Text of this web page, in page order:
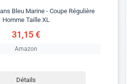
Bleu Marine - Coupe Régulière
Homme Taille XL
31,15 €
Amazon
Détails